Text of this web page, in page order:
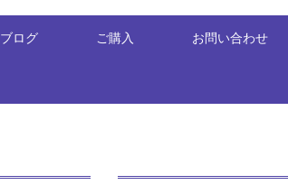
ブログ ご購入 お問い合わせ